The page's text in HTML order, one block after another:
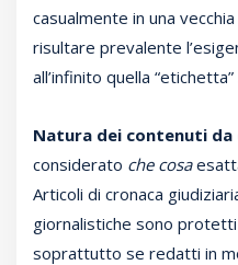
casualmente in una
risultare prevalente
all’infinito quella
Natura dei contenuti da
considerato che cosa
Articoli di cronaca
giornalistiche sono
soprattutto se redatti in